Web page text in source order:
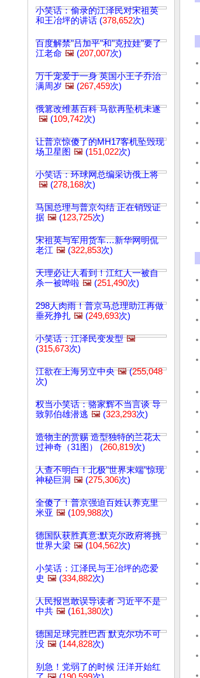
小笑话：偷录的江泽民对宋祖英
和王冶坪的讲话 (378,652次)
百度解禁"吕加平"和"克拉娃"要了
江老命 🖼️ (207,007次)
万千宠爱于一身 英国小王子乔治
满周岁 🖼️ (267,459次)
俄篡改维基百科 马欲再坠机未遂
🖼️ (109,742次)
让普京惊傻了的MH17客机坠毁现
场卫星图 🖼️ (151,022次)
小笑话：环球网总编采访俄上将
🖼️ (278,168次)
马国总理与普京勾结 正在销毁证
据 🖼️ (123,725次)
宋祖英与军用货车…新华网明侃
老江 🖼️ (322,853次)
天理必让人看到！江红人一被自
杀一被哗啦 🖼️ (251,490次)
298人肉雨！普京马总理助江再做
垂死挣扎 🖼️ (249,693次)
小笑话：江泽民变发型 🖼️
(315,673次)
江欲在上海另立中央 🖼️(255,048
次)
权当小笑话：骆家辉不当言谈 导
致郭伯雄潜逃 🖼️ (323,293次)
造物主的赏赐 造型独特的兰花太
过神奇（31图） (260,819次)
人查不明白！北极"世界末端"惊现
神秘巨洞 🖼️ (275,306次)
全傻了！普京强迫百姓认养克里
米亚 🖼️ (109,988次)
德国队获胜真意:默克尔政府将挑
世界大梁 🖼️ (104,562次)
小笑话：江泽民与王冶坪的恋爱
史 🖼️ (334,882次)
人民报岂敢误导读者 习近平不是
中共 🖼️ (161,380次)
德国足球完胜巴西 默克尔功不可
没 🖼️ (144,828次)
别急！党弱了的时候 汪洋开始红